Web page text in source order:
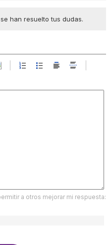
han resuelto tus dudas.
a otros mejorar mi respuesta: